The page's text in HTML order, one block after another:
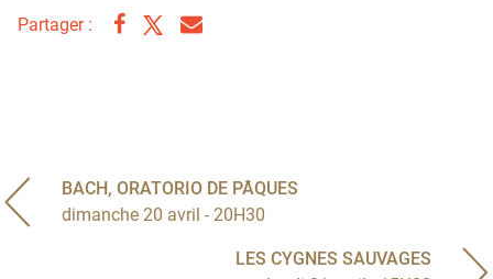
Partager :
BACH, ORATORIO DE PÂQUES
dimanche 20 avril - 20H30
LES CYGNES SAUVAGES